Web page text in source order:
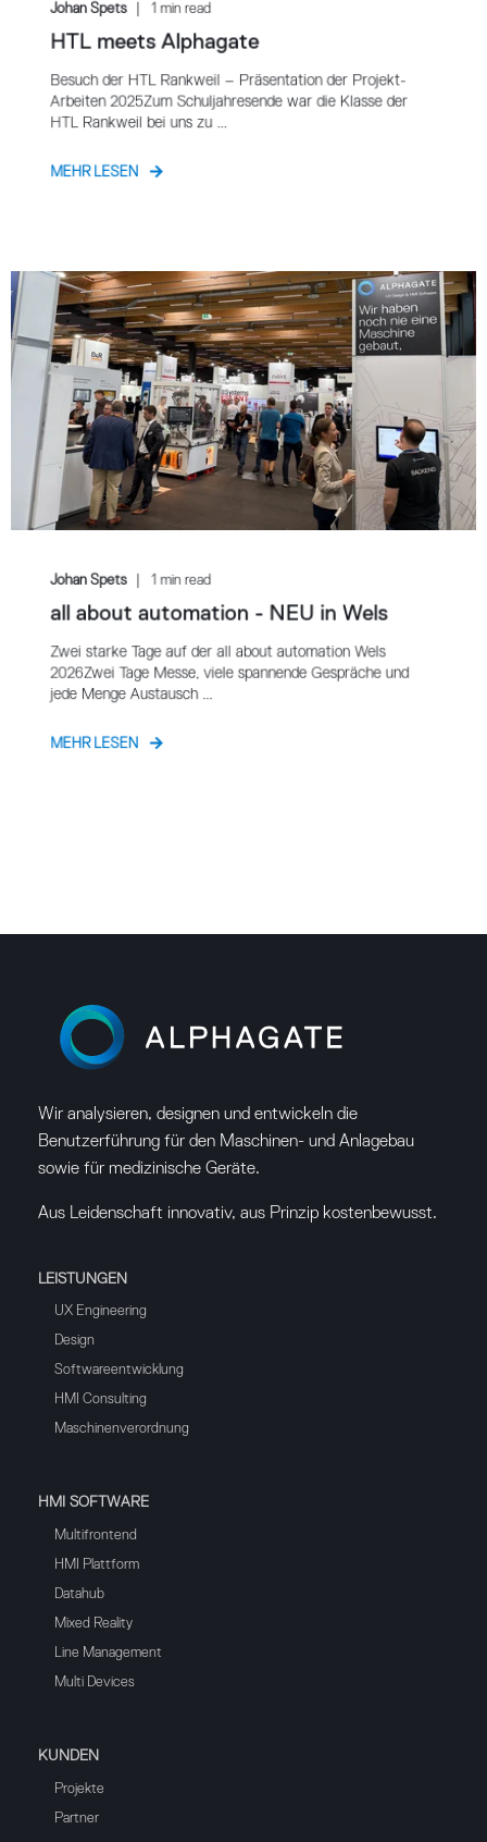
Johan Spets 1 min read
HTL meets Alphagate
Besuch der HTL Rankweil – Präsentation der Projekt-
Arbeiten 2025Zum Schuljahresende war die Klasse der
HTL Rankweil bei uns zu ...
MEHR LESEN
Johan Spets 1 min read
all about automation - NEU in Wels
Zwei starke Tage auf der all about automation Wels
2026Zwei Tage Messe, viele spannende Gespräche und
jede Menge Austausch ...
MEHR LESEN
Wir analysieren, designen und entwickeln die
Benutzerführung für den Maschinen- und Anlagebau
sowie für medizinische Geräte.
Aus Leidenschaft innovativ, aus Prinzip kostenbewusst.
LEISTUNGEN
UX Engineering
Design
Softwareentwicklung
HMI Consulting
Maschinenverordnung
HMI SOFTWARE
Multifrontend
HMI Plattform
Datahub
Mixed Reality
Line Management
Multi Devices
KUNDEN
Projekte
Partner